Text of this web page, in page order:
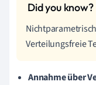
Verteilungsfreie
Annahme über